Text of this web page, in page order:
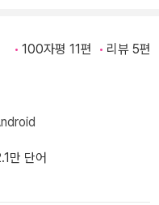
100자평 11편 리뷰 5편
만 단어